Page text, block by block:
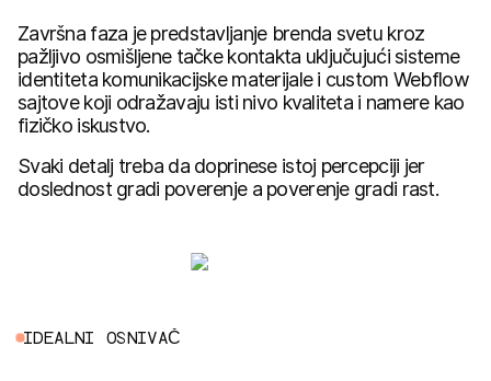
Završna faza je predstavljanje brenda svetu kroz
pažljivo osmišljene tačke kontakta uključujući sisteme
identiteta komunikacijske materijale i custom Webflow
sajtove koji odražavaju isti nivo kvaliteta i namere kao
fizičko iskustvo.
Svaki detalj treba da doprinese istoj percepciji jer
doslednost gradi poverenje a poverenje gradi rast.
I D EA LNI OS NIVAČ